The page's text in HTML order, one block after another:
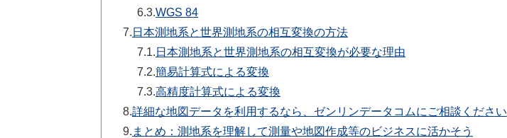
6.3.WGS 84
7. 日本測地系と世界測地系の相互変換の方法
7.1. 日本測地系と世界測地系の相互変換が必要な理由
7.2.簡易計算式による変換
7.3.高精度計算式による変換
8.詳細な地図データを利用するなら、ゼンリンデータコムにご相談ください
9. まとめ：測地系を理解して測量や地図作成等のビジネスに活かそう